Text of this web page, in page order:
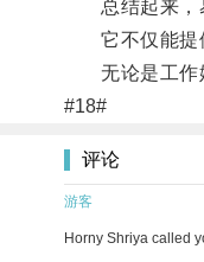
总结起来，易
它不仅能提供
无论是工作娱
#18#
评论
游客
Horny Shriya called